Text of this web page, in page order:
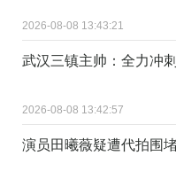
2026-08-08 13:43:21
武汉三镇主帅：全力冲
2026-08-08 13:42:57
演员田曦薇疑遭代拍围